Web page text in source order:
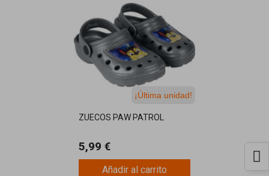
¡Última unidad!
ZUECOS PAW PATROL
5,99 €
Añadir al carrito